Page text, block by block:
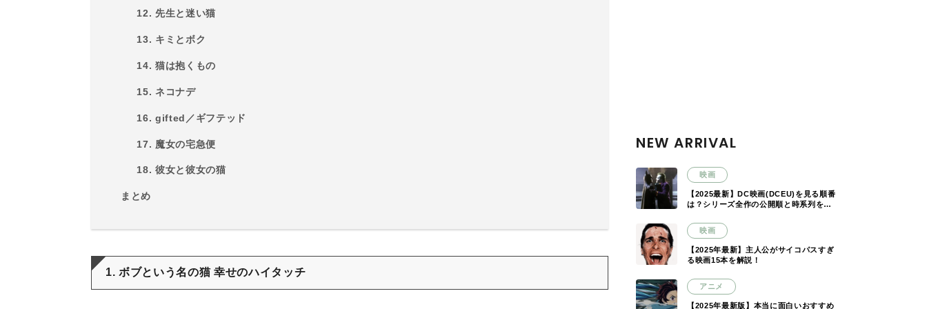
12. 先生と迷い猫
13. キミとボク
14. 猫は抱くもの
15. ネコナデ
16. gifted／ギフテッド
17. 魔女の宅急便
18. 彼女と彼女の猫
まとめ
1. ボブという名の猫 幸せのハイタッチ
NEW ARRIVAL
映画
【2025最新】DC映画(DCEU)を見る順番
は？シリーズ全作の公開順と時系列を解
映画
【2025年最新】主人公がサイコパスすぎ
る映画15本を解説！
アニメ
【2025年最新版】本当に面白いおすすめ